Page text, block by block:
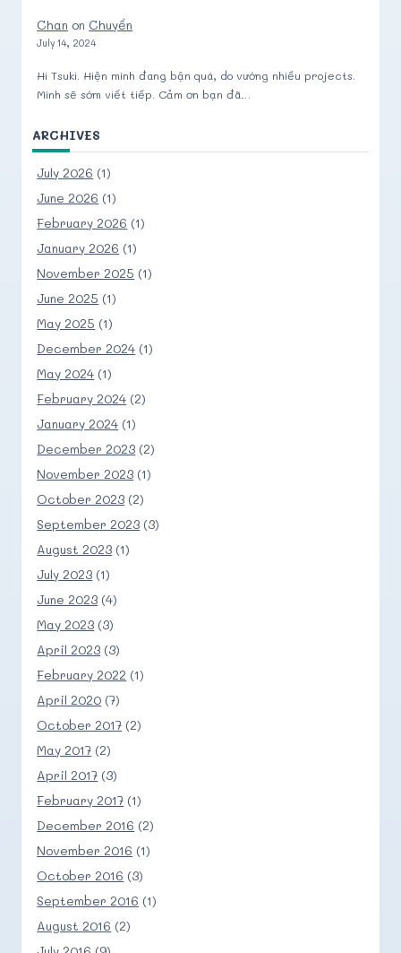
Chan on Chuyển
July 14, 2024
Hi Tsuki. Hiện mình đang bận quá, do vướng nhiều projects.
Mình sẽ sớm viết tiếp. Cảm ơn bạn đã…
ARCHIVES
July 2026 (1)
June 2026 (1)
February 2026 (1)
January 2026 (1)
November 2025 (1)
June 2025 (1)
May 2025 (1)
December 2024 (1)
May 2024 (1)
February 2024 (2)
January 2024 (1)
December 2023 (2)
November 2023 (1)
October 2023 (2)
September 2023 (3)
August 2023 (1)
July 2023 (1)
June 2023 (4)
May 2023 (3)
April 2023 (3)
February 2022 (1)
April 2020 (7)
October 2017 (2)
May 2017 (2)
April 2017 (3)
February 2017 (1)
December 2016 (2)
November 2016 (1)
October 2016 (3)
September 2016 (1)
August 2016 (2)